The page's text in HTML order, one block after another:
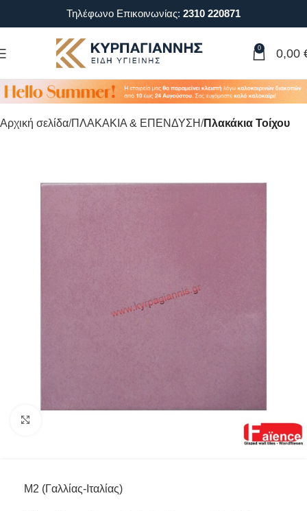
Τηλέφωνο Επικοινωνίας: 2310 220871
0 0,00
Αρχική σελίδα ΠΛΑΚΑΚΙΑ & ΕΠΕΝΔΥΣΗ Πλακάκια Τοίχου
M2 (Γαλλίας-Ιταλίας)